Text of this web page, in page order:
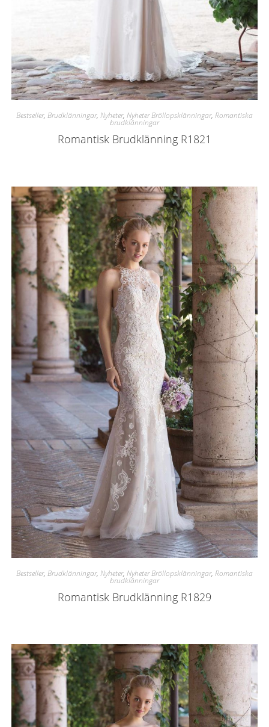
Bestseller, Brudklänningar, Nyheter, Nyheter Bröllopsklänningar, Romantiska
brudklänningar
Romantisk Brudklänning R1821
Bestseller, Brudklänningar, Nyheter, Nyheter Bröllopsklänningar, Romantiska
brudklänningar
Romantisk Brudklänning R1829